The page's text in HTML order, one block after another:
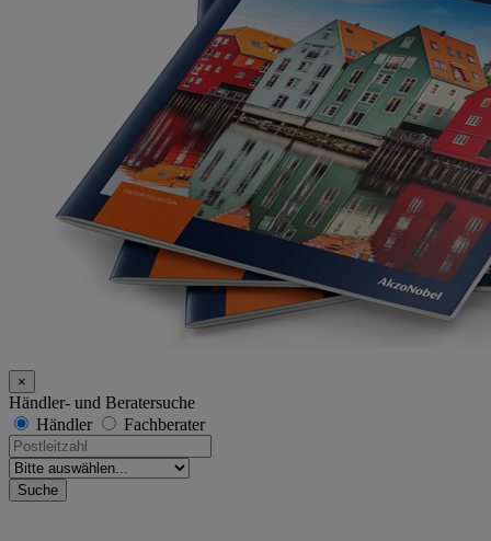
×
Händler- und Beratersuche
Händler
Fachberater